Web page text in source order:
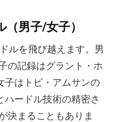
男子/女子）
ルを飛び越えます。男
の記録はグラント・ホ
子はトビ・アムサンの
ハードル技術の精密さ
決まることもありま